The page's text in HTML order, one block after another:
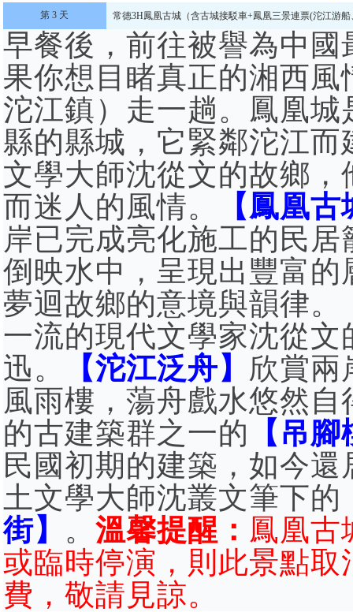
第 3 天 常德3H鳳凰古城（含古城接駁車+鳳凰三景連票(沱江游
早餐後，前往被譽為中國
果你想目睹真正的湘西
沱江鎮）走一趟。鳳凰
縣的縣城，它緊鄰沱江
文學大師沈從文的故鄉
而迷人的風情。
【鳳凰
岸已完成亮化施工的民
倒映水中，呈現出豐富
夢迴故鄉的意境與韻律。
一流的現代文學家沈從
迅。
【沱江泛舟】 欣賞兩
風雨樓，蕩舟戲水悠然
的古建築群之一的 【吊
民國初期的建築，如今
土文學大師沈叢文筆下
街】 。 溫馨提醒： 鳳凰古
或臨時停演，則此景點
費，敬請見諒。